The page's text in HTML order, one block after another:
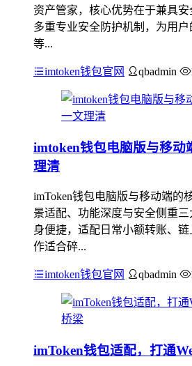
资产管家，核心优势在于兼具
多重专业安全防护机制，为用
等...
imtoken钱包官网 qbadmin
imtoken钱包电脑版与移动
理清
imToken钱包电脑版与移动端的
景适配、功能深度与安全侧重
身便捷，适配日常小额转账、
作适合碎...
imtoken钱包官网 qbadmin
imToken钱包适配，打通